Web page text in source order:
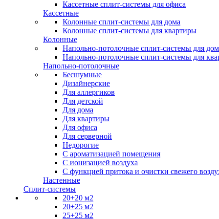
Кассетные сплит-системы для офиса
Кассетные
Колонные сплит-системы для дома
Колонные сплит-системы для квартиры
Колонные
Напольно-потолочные сплит-системы для
Напольно-потолочные сплит-системы для
Напольно-потолочные
Бесшумные
Дизайнерские
Для аллергиков
Для детской
Для дома
Для квартиры
Для офиса
Для серверной
Недорогие
С ароматизацией помещения
С ионизацией воздуха
С функцией притока и очистки свежего
Настенные
Сплит-системы
20+20 м2
20+25 м2
25+25 м2